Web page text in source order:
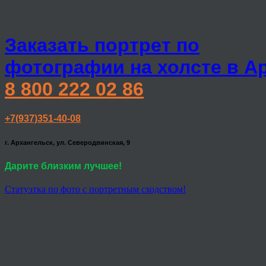
Заказать портрет по
фотографии на холсте в
8 800 222 02 86
+7(937)351-40-08
г. Архангельск, ул. Северодвинская, 9
Дарите близким лучшее!
Статуэтка по фото с портретным сходством!